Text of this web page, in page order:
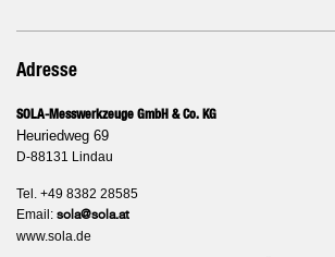
Adresse
SOLA-Messwerkzeuge GmbH & Co. KG
Heuriedweg 69
D-88131 Lindau
Tel. +49 8382 28585
Email: sola@sola.at
www.sola.de